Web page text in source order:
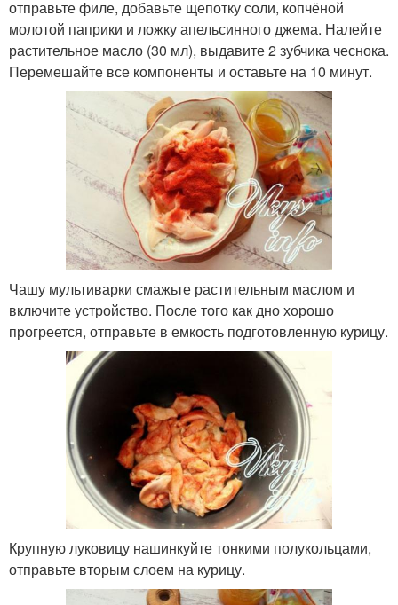
отправьте филе, добавьте щепотку соли, копчёной
молотой паприки и ложку апельсинного джема. Налейте
растительное масло (30 мл), выдавите 2 зубчика чеснока.
Перемешайте все компоненты и оставьте на 10 минут.
Чашу мультиварки смажьте растительным маслом и
включите устройство. После того как дно хорошо
прогреется, отправьте в емкость подготовленную курицу.
Крупную луковицу нашинкуйте тонкими полукольцами,
отправьте вторым слоем на курицу.